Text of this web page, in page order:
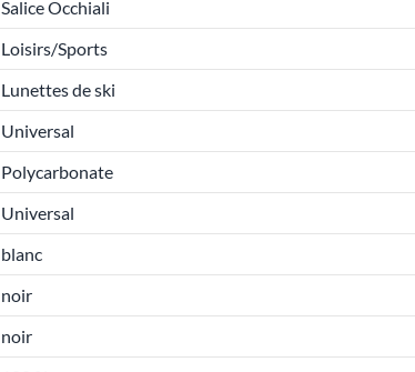
Salice Occhiali
Loisirs/Sports
Lunettes de ski
Universal
Polycarbonate
Universal
blanc
noir
noir